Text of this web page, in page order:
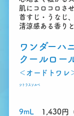
肌にコロコロさ
首すじ・うなじ
清涼感ある香り
ワンダーハ
クールロー
＜オードトワレ
シトラスソルベ
9mL 1,430円（